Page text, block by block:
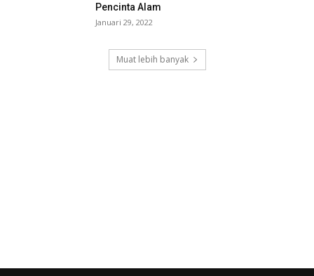
Pencinta Alam
Januari 29, 2022
Muat lebih banyak